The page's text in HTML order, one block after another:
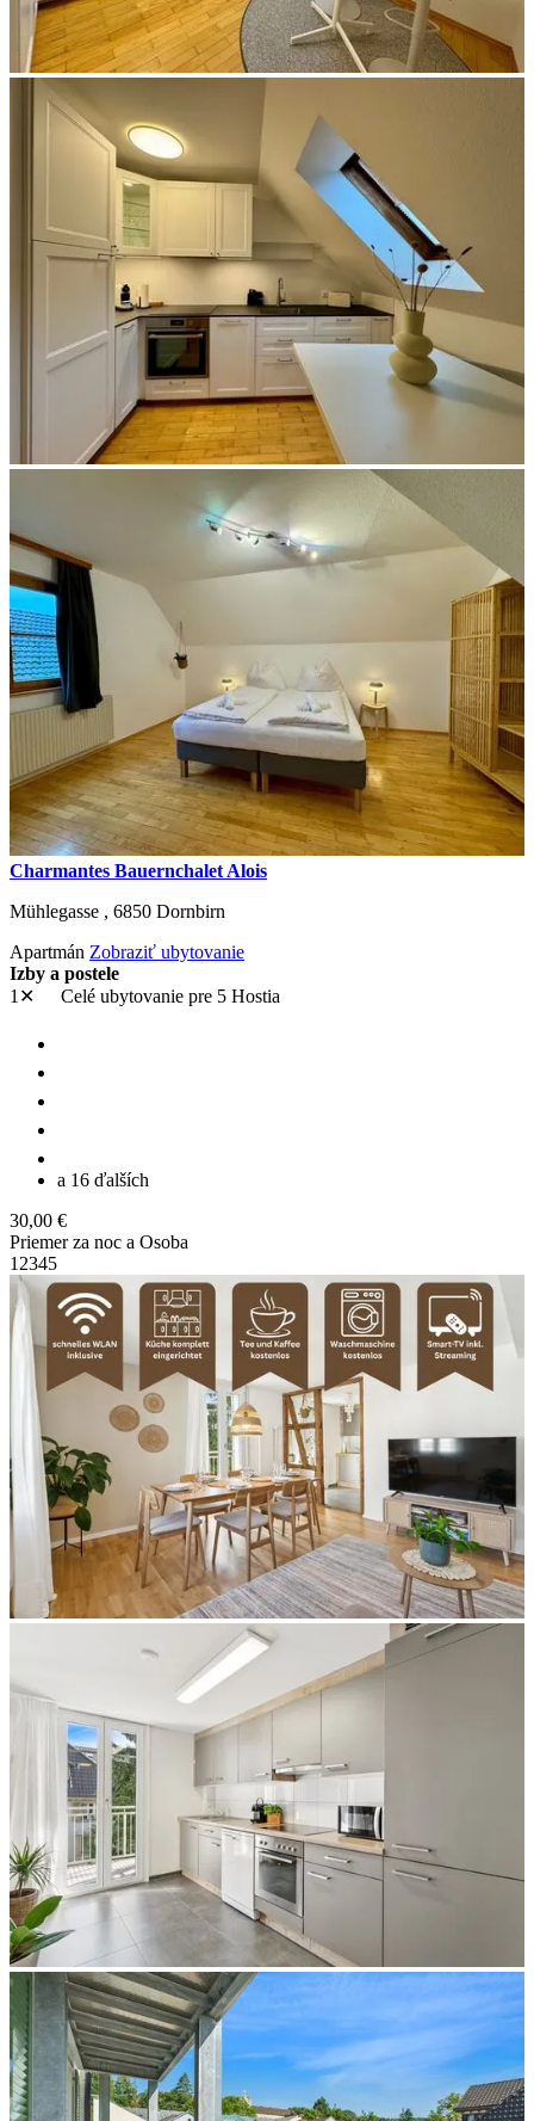
Charmantes Bauernchalet Alois
Mühlegasse , 6850 Dornbirn
Apartmán Zobraziť ubytovanie
Izby a postele
1✕
Celé ubytovanie pre 5 Hostia
a 16 ďalších
30,00 €
Priemer za noc a Osoba
1 2345